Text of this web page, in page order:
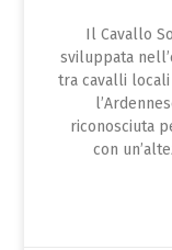
Il Cavallo
sviluppata
tra cavalli
riconosciuta
con